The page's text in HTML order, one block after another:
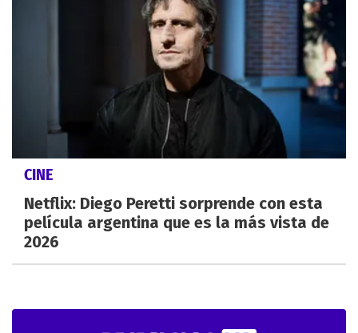
CINE
Netflix: Diego Peretti sorprende con esta
película argentina que es la más vista de
2026